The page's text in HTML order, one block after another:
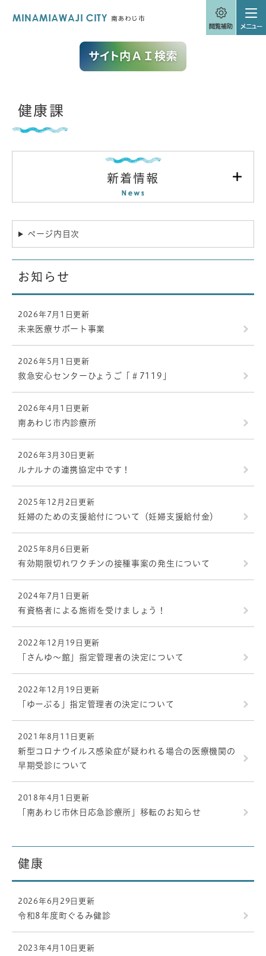
文健康課
新着情報
ページ内目次
お知らせ
2026年7月1日更新
未来医療サポート事業
2026年5月1日更新
救急安心センターひょうご「＃7119」
2026年4月1日更新
南あわじ市内診療所
2026年3月30日更新
ルナルナの連携協定中です！
2025年12月2日更新
妊婦のための支援給付について（妊婦支援給付金）
2025年8月6日更新
有効期限切れワクチンの接種事案の発生について
2024年7月1日更新
有資格者による施術を受けましょう！
2022年12月19日更新
「さんゆ～館」指定管理者の決定について
2022年12月19日更新
「ゆーぷる」指定管理者の決定について
2021年8月11日更新
新型コロナウイルス感染症が疑われる場合の医療機関の
早期受診について
2018年4月1日更新
「南あわじ市休日応急診療所」移転のお知らせ
健康
2026年6月29日更新
令和8年度町ぐるみ健診
2023年4月10日更新